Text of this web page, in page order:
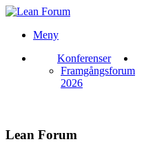
Meny
Konferenser
Framgångsforum
2026
Lean Forum